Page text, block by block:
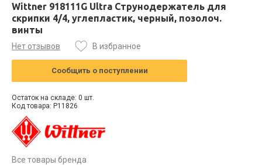
Wittner 918111G Ultra Струнодержатель для
скрипки 4/4, углепластик, черный, позолоч.
винты
Нет отзывов В избранное
Сообщить о поступлении
Остаток на складе: 0 шт.
Код товара: P11826
Все товары бренда